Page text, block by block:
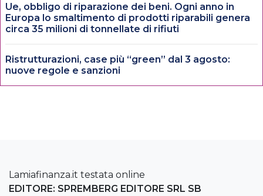
Ue, obbligo di riparazione dei beni. Ogni anno in
Europa lo smaltimento di prodotti riparabili genera
circa 35 milioni di tonnellate di rifiuti
Ristrutturazioni, case più “green” dal 3 agosto:
nuove regole e sanzioni
Lamiafinanza.it testata online
EDITORE: SPREMBERG EDITORE SRL SB